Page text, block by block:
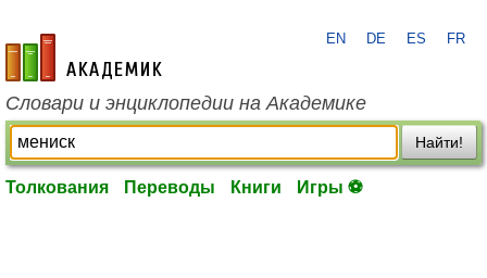
academic.ru
EN DE ES FR
Словари и энциклопедии на Академике
Найти!
Толкования Переводы Книги Игры ⚽